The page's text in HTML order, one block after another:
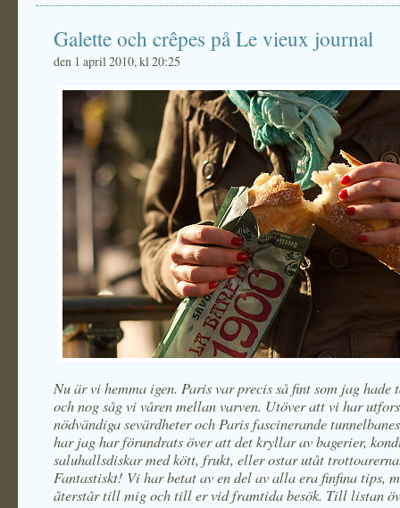
Galette och crêpes på Le vieux journal
den 1 april 2010, kl 20:25
Nu är vi hemma igen. Paris var precis så fint som jag hade
och nog såg vi våren mellan varven. Utöver att vi har
nödvändiga sevärdheter och Paris fascinerande
har jag har förundrats över att det kryllar av bagerier,
saluhallsdiskar med kött, frukt, eller ostar utåt
Fantastiskt! Vi har betat av en del av alla era finfina tips,
återstår till mig och till er vid framtida besök. Till listan